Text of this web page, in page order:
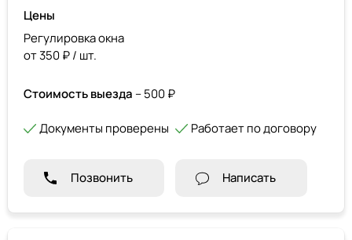
Цены
Регулировка окна
от 350 ₽ / шт.
Стоимость выезда – 500 ₽
Документы проверены Работает по договору
Позвонить Написать